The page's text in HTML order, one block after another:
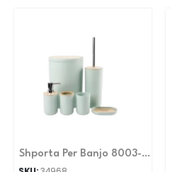
Shporta Per Banjo 8003-Z
Di Green